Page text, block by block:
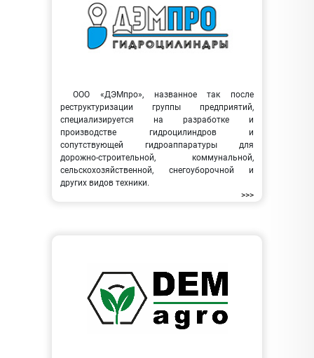
ООО «ДЭМпро», названное так после
реструктуризации группы предприятий,
специализируется на разработке и
производстве гидроцилиндров и
сопутствующей гидроаппаратуры для
дорожно-строительной, коммунальной,
сельскохозяйственной, снегоуборочной и
других видов техники.
>>>